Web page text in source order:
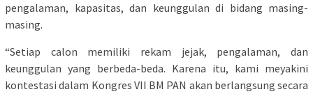
pengalaman, kapasitas, dan keunggulan di bidang masing-
masing.
“Setiap calon memiliki rekam jejak, pengalaman, dan
keunggulan yang berbeda-beda. Karena itu, kami meyakini
kontestasi dalam Kongres VII BM PAN akan berlangsung secara